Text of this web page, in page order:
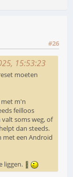
#26
15:53:23
moeten
met m'n
feilloos
soms weg, of
dan steeds.
met een Android
liggen.